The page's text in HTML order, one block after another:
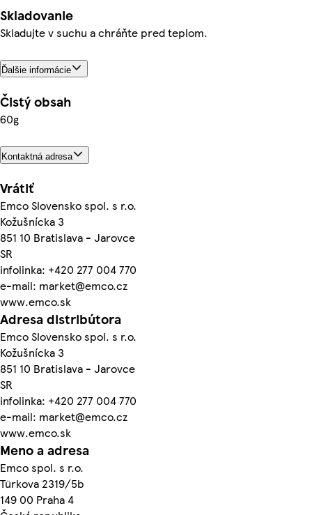
Skladovanie
Skladujte v suchu a chráňte pred teplom.
Ďalšie informácie
Čistý obsah
60g
Kontaktná adresa
Vrátiť
Emco Slovensko spol. s r.o.
Kožušnícka 3
851 10 Bratislava - Jarovce
SR
infolinka: +420 277 004 770
e-mail: market@emco.cz
www.emco.sk
Adresa distribútora
Emco Slovensko spol. s r.o.
Kožušnícka 3
851 10 Bratislava - Jarovce
SR
infolinka: +420 277 004 770
e-mail: market@emco.cz
www.emco.sk
Meno a adresa
Emco spol. s r.o.
Türkova 2319/5b
149 00 Praha 4